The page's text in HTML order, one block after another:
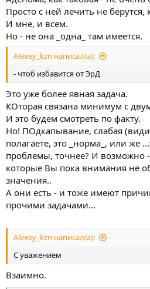
Просто с ней лечить не
И мне, и всем.
Но - не она _одна_ там имеется.
Alexey_kzn написал(а):
- чтоб избавится от ЭрД
Это уже более явная задача.
КОторая связана минимум с
И это будем смотреть по факту.
Но! ПОдкапывание, слабая
полагаете, это _норма_, или же
проблемы, точнее? И возможно
которые Вы пока внимания не
значения..
А они есть - и тоже имеют
прочими задачами...
Alexey_kzn написал(а):
С уважением
Взаимно.